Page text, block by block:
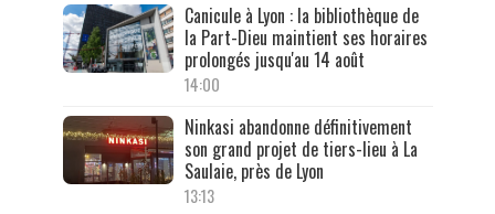
Canicule à Lyon : la bibliothèque de
la Part-Dieu maintient ses horaires
prolongés jusqu'au 14 août
14:00
Ninkasi abandonne définitivement
son grand projet de tiers-lieu à La
Saulaie, près de Lyon
13:13